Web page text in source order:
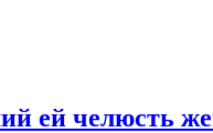
ей челюсть